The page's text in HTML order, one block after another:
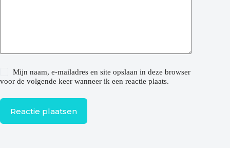
Mijn naam, e-mailadres en site opslaan in deze browser
voor de volgende keer wanneer ik een reactie plaats.
Reactie plaatsen